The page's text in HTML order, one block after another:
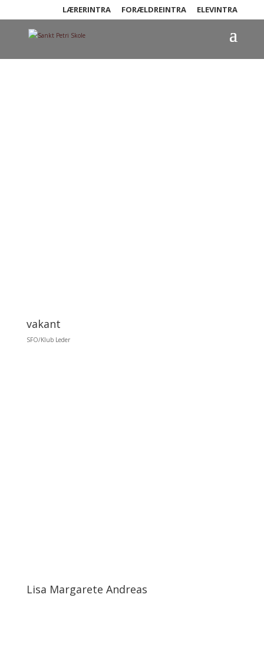
LÆRERINTRA FORÆLDREINTRA ELEVINTRA
vakant
SFO/Klub Leder
Lisa Margarete Andreas